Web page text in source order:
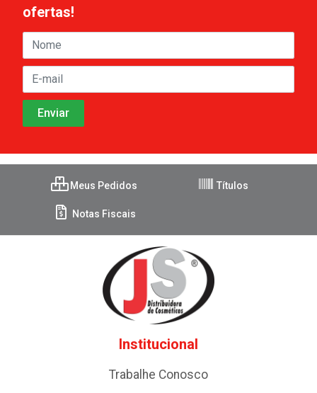
ofertas!
Meus Pedidos Títulos
Notas Fiscais
Institucional
Trabalhe Conosco